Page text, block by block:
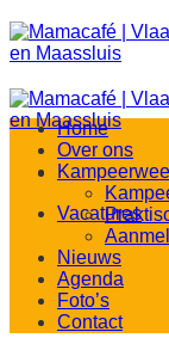
Ga
naar
inhoud
Vacatures
Home
Over ons
Nieuws
Agenda
Foto’s
Contact